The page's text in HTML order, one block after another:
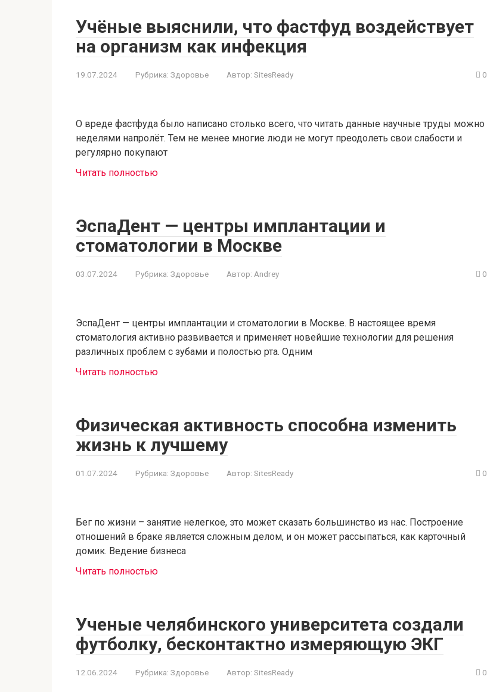
Учёные выяснили, что фастфуд воздействует
на организм как инфекция
19.07.2024 Рубрика: Здоровье Автор: SitesReady 0
О вреде фастфуда было написано столько всего, что читать данные научные труды можно
неделями напролёт. Тем не менее многие люди не могут преодолеть свои слабости и
регулярно покупают
Читать полностью
ЭспаДент — центры имплантации и
стоматологии в Москве
03.07.2024 Рубрика: Здоровье Автор: Andrey 0
ЭспаДент — центры имплантации и стоматологии в Москве. В настоящее время
стоматология активно развивается и применяет новейшие технологии для решения
различных проблем с зубами и полостью рта. Одним
Читать полностью
Физическая активность способна изменить
жизнь к лучшему
01.07.2024 Рубрика: Здоровье Автор: SitesReady 0
Бег по жизни – занятие нелегкое, это может сказать большинство из нас. Построение
отношений в браке является сложным делом, и он может рассыпаться, как карточный
домик. Ведение бизнеса
Читать полностью
Ученые челябинского университета создали
футболку, бесконтактно измеряющую ЭКГ
12.06.2024 Рубрика: Здоровье Автор: SitesReady 0